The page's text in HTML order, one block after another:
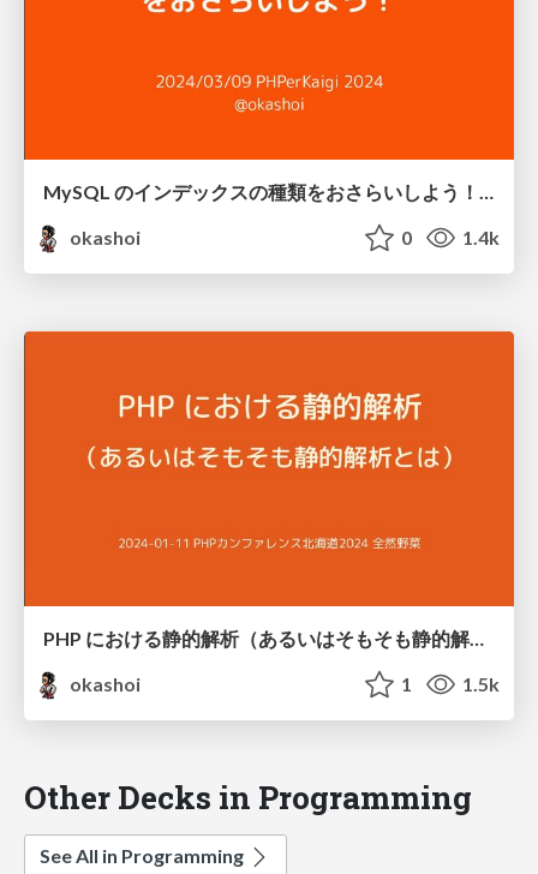
MySQL のインデックスの種類をおさらいしよう！ / overviewing indexes in MySQL
okashoi
0 1.4k
PHP における静的解析（あるいはそもそも静的解析とは） / #phpcondo_yasai static analysis for PHP
okashoi
1 1.5k
Other Decks in Programming
See All in Programming